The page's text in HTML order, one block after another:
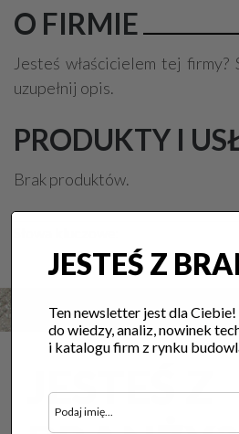
O FIRMIE
Jesteś właścicielem tej firmy?
uzupełnij opis.
PRODUKTY I
Brak produktów.
JESTEŚ Z
JESTEŚ Z
Ten newsletter jest dla
do wiedzy, analiz, nowinek
i katalogu firm z rynku